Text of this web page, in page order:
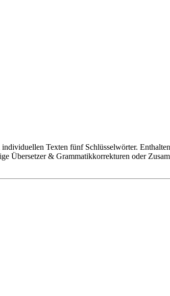
Texten fünf Schlüsselwörter.
Übersetzer & Grammatikkorrekturen oder